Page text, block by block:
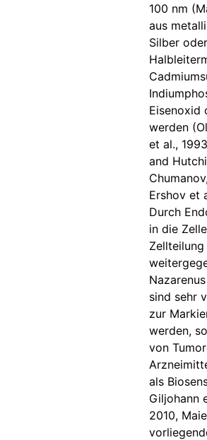
100 nm
aus
Silber
Eisenoxid
werden
et al.,
and
Ershov et
Durch
in die
Zellteilung
sind sehr
zur
werden,
von
als
Giljohann
2010,